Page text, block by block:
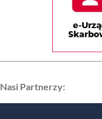
Nasi Partnerzy: